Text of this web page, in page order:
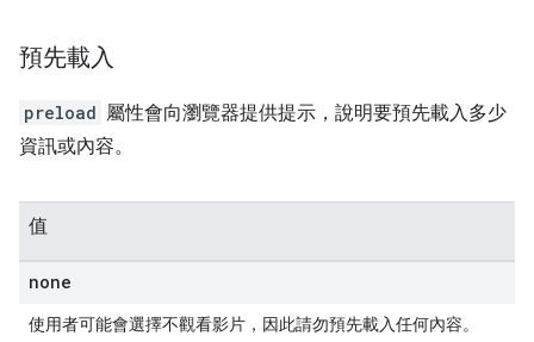
預先載入
preload 屬性會向瀏覽器提供提示，說明要預先載入多少
資訊或內容。
值
none
使用者可能會選擇不觀看影片，因此請勿預先載入任何內容。